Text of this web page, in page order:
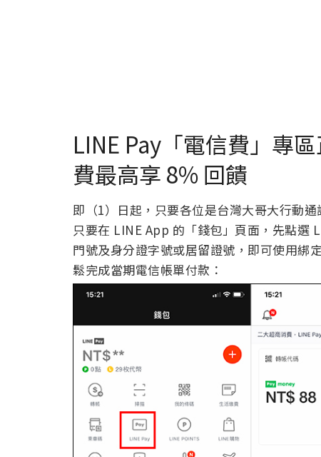
LINE Pay「電信費」專
費最高享 8% 回饋
即（1）日起，只要各位是台灣大哥大行動
只要在 LINE App 的「錢包」頁面，先點選
門號及身分證字號或居留證號，即可使用綁
鬆完成當期電信帳單付款：